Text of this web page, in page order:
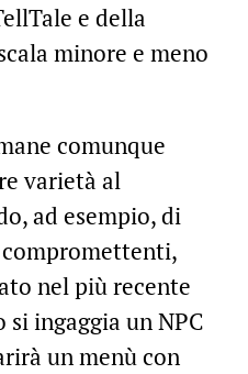
e della
minore e meno
comunque
varietà al
ad esempio, di
nel più recente
ingaggia un NPC
un menù con